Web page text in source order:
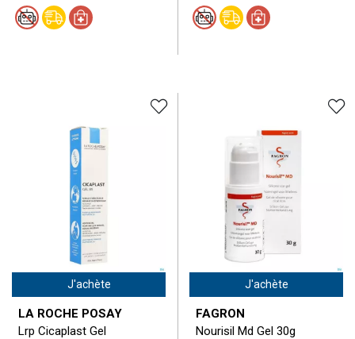
J'achète
LA ROCHE POSAY
Lrp Cicaplast Gel
J'achète
FAGRON
Nourisil Md Gel 30g